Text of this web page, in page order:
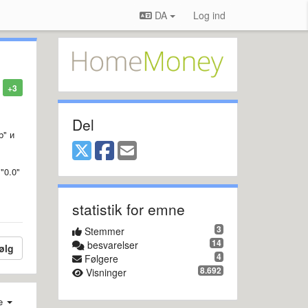
DA Log ind
+3
и Del
statistik for emne
3
Stemmer
14
besvarelser
4
Følgere
8.692
Visninger